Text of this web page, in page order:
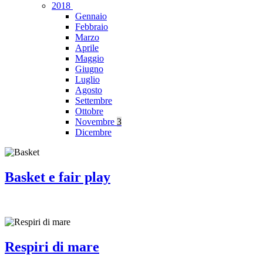
2018
Gennaio
Febbraio
Marzo
Aprile
Maggio
Giugno
Luglio
Agosto
Settembre
Ottobre
Novembre 3
Dicembre
Basket e fair play
Respiri di mare